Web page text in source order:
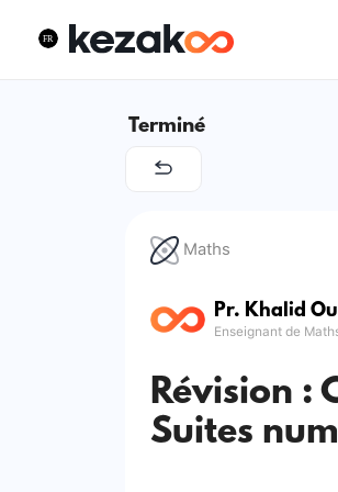
Terminé
Maths
Pr. Khalid
Enseignant de
Révision :
Suites